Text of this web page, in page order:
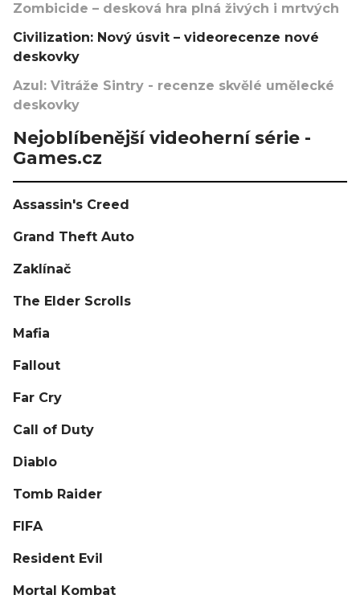
Zombicide – desková hra plná živých i mrtvých
Civilization: Nový úsvit – videorecenze nové
deskovky
Azul: Vitráže Sintry - recenze skvělé umělecké
deskovky
Nejoblíbenější videoherní série -
Games.cz
Assassin's Creed
Grand Theft Auto
Zaklínač
The Elder Scrolls
Mafia
Fallout
Far Cry
Call of Duty
Diablo
Tomb Raider
FIFA
Resident Evil
Mortal Kombat